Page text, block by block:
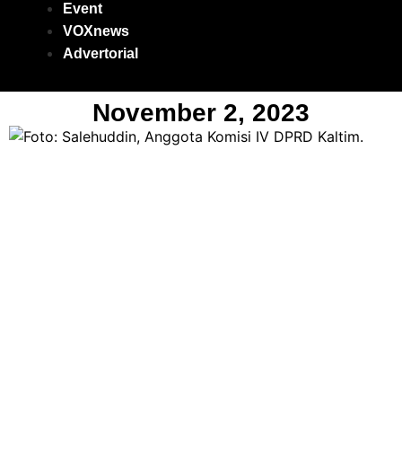
Event
VOXnews
Advertorial
November 2, 2023